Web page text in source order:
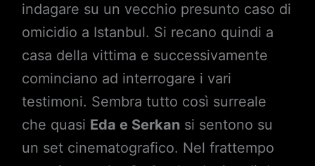
indagare su un vecchio presunto caso di
omicidio a Istanbul. Si recano quindi a
casa della vittima e successivamente
cominciano ad interrogare i vari
testimoni. Sembra tutto così surreale
che quasi Eda e Serkansi sentono su
un set cinematografico. Nel frattempo